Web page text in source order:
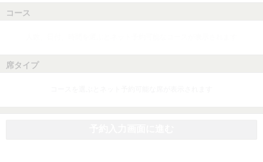
コース
席タイプ